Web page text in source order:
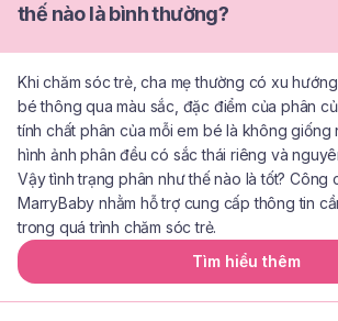
thế nào là bình thường?
Khi chăm sóc trẻ, cha mẹ thường có xu
bé thông qua màu sắc, đặc điểm của phân
tính chất phân của mỗi em bé là không giống
hình ảnh phân đều có sắc thái riêng và
Vậy tình trạng phân như thế nào là tốt? Công
MarryBaby nhằm hỗ trợ cung cấp thông tin
trong quá trình chăm sóc trẻ.
Tìm hiểu thêm